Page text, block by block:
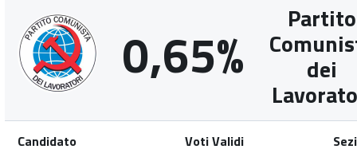
0,65%
Partito
dei
Candidato Voti Validi